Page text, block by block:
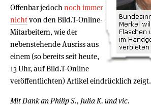
Offenbar jedoch noch immer
nichtvon den Bild.T-Online-
Mitarbeitern, wie der
nebenstehende Ausriss aus
einem (so bereits seit heute,
13 Uhr, auf Bild.T-Online
veröffentlichten) Artikel eindrücklich zeigt.
Mit Dank an Philip S., Julia K. und vic.